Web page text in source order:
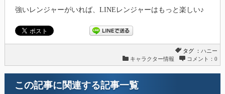
強いレンジャーがいれば、LINEレンジャーはもっと楽しい♪
タグ ：ハニー
キャラクター情報
コメント：0
この記事に関連する記事一覧